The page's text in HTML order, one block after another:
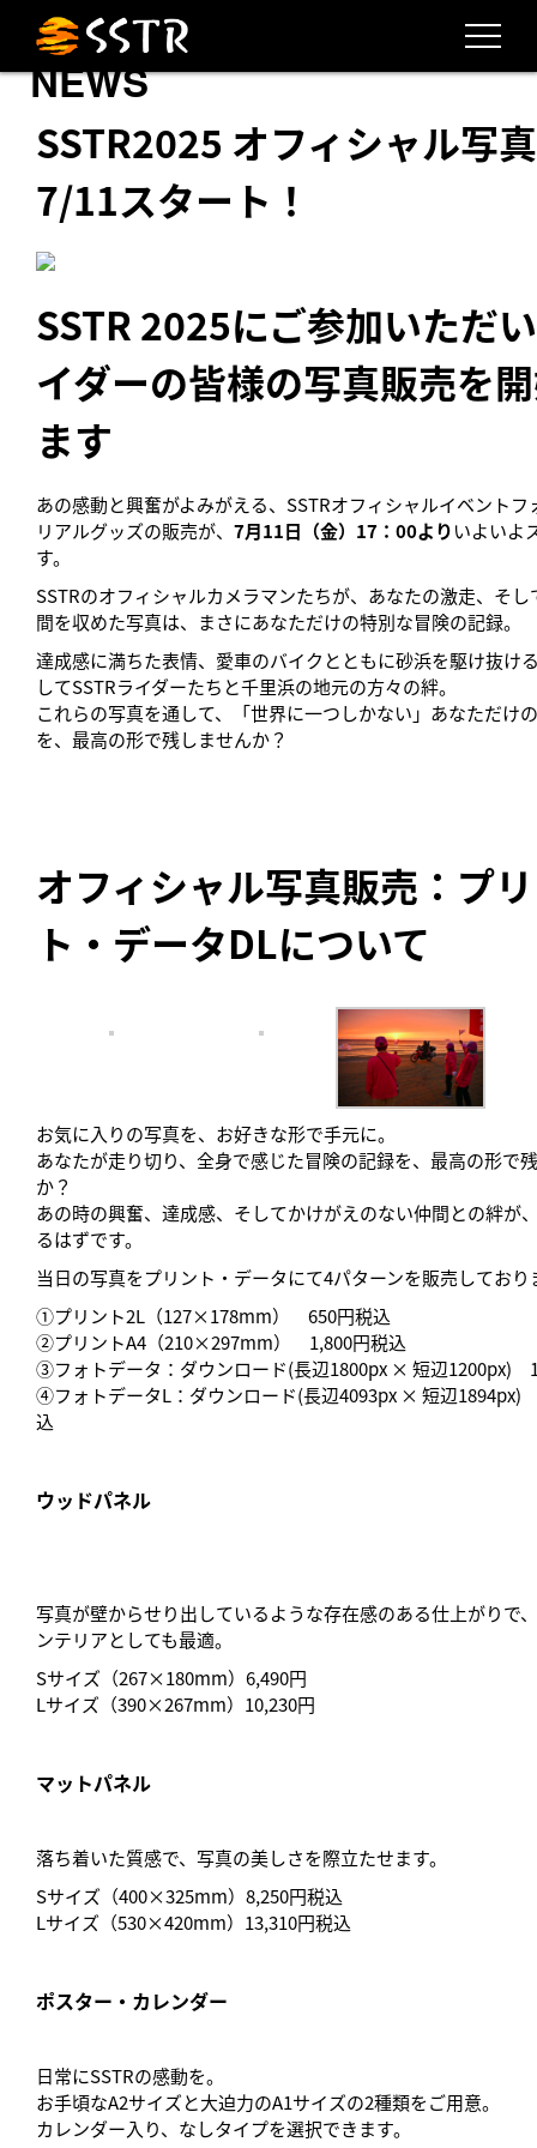
NEWS
SSTR2025 オフィシャル写
7/11スタート！
SSTR 2025にご参加いただ
イダーの皆様の写真販売を
ます
あの感動と興奮がよみがえる、SSTRオフィシャルイベントフ
リアルグッズの販売が、 7月11日（金）17：00よりいよいよ
す。
SSTRのオフィシャルカメラマンたちが、あなたの激走、そし
間を収めた写真は、まさにあなただけの特別な冒険の記録。
達成感に満ちた表情、愛車のバイクとともに砂浜を駆け抜け
してSSTRライダーたちと千里浜の地元の方々の絆。
これらの写真を通して、「世界に一つしかない」あなただけ
を、最高の形で残しませんか？
オフィシャル写真販売：プ
ト・データDLについて
お気に入りの写真を、お好きな形で手元に。
あなたが走り切り、全身で感じた冒険の記録を、最高の形で
か？
あの時の興奮、達成感、そしてかけがえのない仲間との絆が
るはずです。
当日の写真をプリント・データにて4パターンを販売しており
①プリント2L（127×178mm） 650円税込
②プリントA4 （210×297mm） 1,800円税込
③フォトデータ：ダウンロード(長辺1800px × 短辺1200px)
④フォトデータL： ダウンロード(長辺4093px × 短辺1894px)
込
ウッドパネル
写真が壁からせり出しているような存在感のある仕上がりで
ンテリアとしても最適。
Sサイズ（267×180mm）6,490円
Lサイズ（390×267mm）10,230円
マットパネル
落ち着いた質感で、写真の美しさを際立たせます。
Sサイズ（400×325mm）8,250円税込
Lサイズ（530×420mm）13,310円税込
ポスター・カレンダー
日常にSSTRの感動を。
お手頃なA2サイズと大迫力のA1サイズの2種類をご用意。
カレンダー入り、なしタイプを選択できます。